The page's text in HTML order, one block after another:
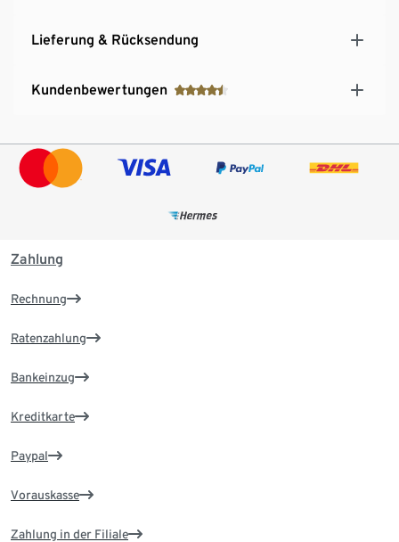
Lieferung & Rücksendung
Kundenbewertungen
Zahlung
Rechnung
Ratenzahlung
Bankeinzug
Kreditkarte
Paypal
Vorauskasse
Zahlung in der Filiale